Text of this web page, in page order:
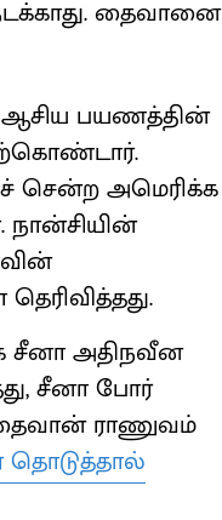
தைவானை
ஆசிய பயணத்தின்
சென்ற அமெரிக்க
சீனா அதிநவீன
சீனா போர்
ராணுவம்